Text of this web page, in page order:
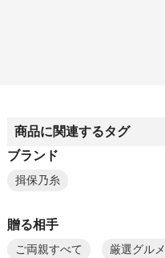
商品に関連するタグ
ブランド
揖保乃糸
贈る相手
ご両親すべて 厳選グルメ